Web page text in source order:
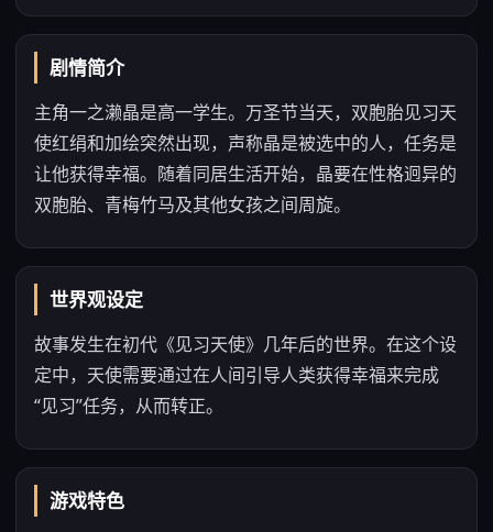
剧情简介
主角一之濑晶是高一学生。万圣节当天，双胞胎见习天
使红绢和加绘突然出现，声称晶是被选中的人，任务是
让他获得幸福。随着同居生活开始，晶要在性格迥异的
双胞胎、青梅竹马及其他女孩之间周旋。
世界观设定
故事发生在初代《见习天使》几年后的世界。在这个设
定中，天使需要通过在人间引导人类获得幸福来完成
“见习”任务，从而转正。
游戏特色